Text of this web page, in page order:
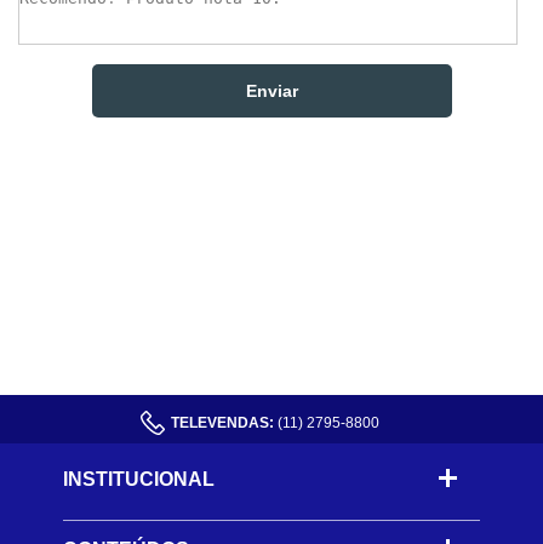
TELEVENDAS: (11) 2795-8800
INSTITUCIONAL